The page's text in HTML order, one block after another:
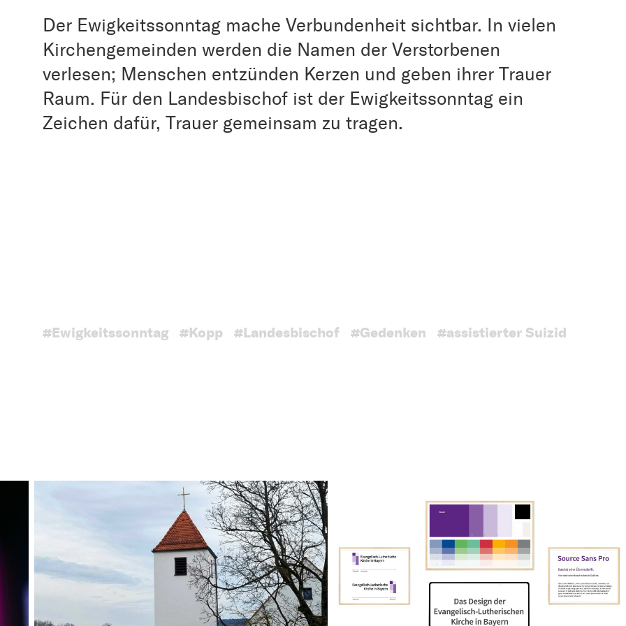
Der Ewigkeitssonntag mache Verbundenheit sichtbar. In vielen
Kirchengemeinden werden die Namen der Verstorbenen
verlesen; Menschen entzünden Kerzen und geben ihrer Trauer
Raum. Für den Landesbischof ist der Ewigkeitssonntag ein
Zeichen dafür, Trauer gemeinsam zu tragen.
#Ewigkeitssonntag #Kopp #Landesbischof #Gedenken #assistierter Suizid